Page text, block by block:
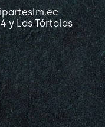
y Las Tórtolas